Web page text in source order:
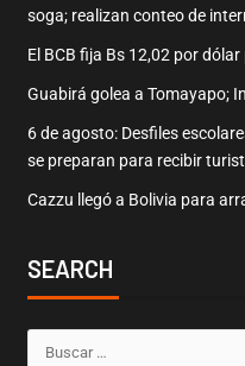
soga; realizan conteo de
El BCB fija Bs 12,02 por
Guabirá golea a Tomayapo;
6 de agosto: Desfiles
se preparan para recibir
Cazzu llegó a Bolivia para
SEARCH